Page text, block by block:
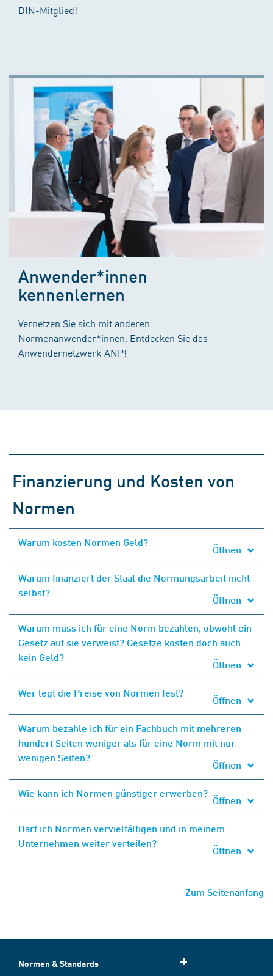
DIN-Mitglied!
Anwender*innen
kennenlernen
Vernetzen Sie sich mit anderen
Normenanwender*innen. Entdecken Sie das
Anwendernetzwerk ANP!
Finanzierung und Kosten von
Normen
Warum kosten Normen Geld?
Öffnen
Warum finanziert der Staat die Normungsarbeit nicht
selbst?
Öffnen
Warum muss ich für eine Norm bezahlen, obwohl ein
Gesetz auf sie verweist? Gesetze kosten doch auch
kein Geld?
Öffnen
Wer legt die Preise von Normen fest?
Öffnen
Warum bezahle ich für ein Fachbuch mit mehreren
hundert Seiten weniger als für eine Norm mit nur
wenigen Seiten?
Öffnen
Wie kann ich Normen günstiger erwerben?
Öffnen
Darf ich Normen vervielfältigen und in meinem
Unternehmen weiter verteilen?
Öffnen
Zum Seitenanfang
Normen & Standards